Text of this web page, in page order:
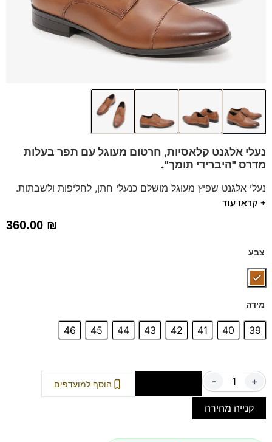
נעלי אלגנט קלאסיות, חרטום מעוגל עם תפר בעלות
מדרס "היברידי תומך".
נעלי אלגנט שפיץ מעוגל מושלם כנעלי חתן, לחליפות ולשבתות.
הנעלים נוחות במיוחד – מקולקציית ה
+ קראו עוד
360.00 ₪
צבע
מידה
39
40
41
42
43
44
45
46
- + הוסף למועדפים
קנייה מהירה